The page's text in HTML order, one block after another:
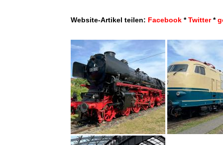
Website-Artikel teilen: Facebook *Twitter*